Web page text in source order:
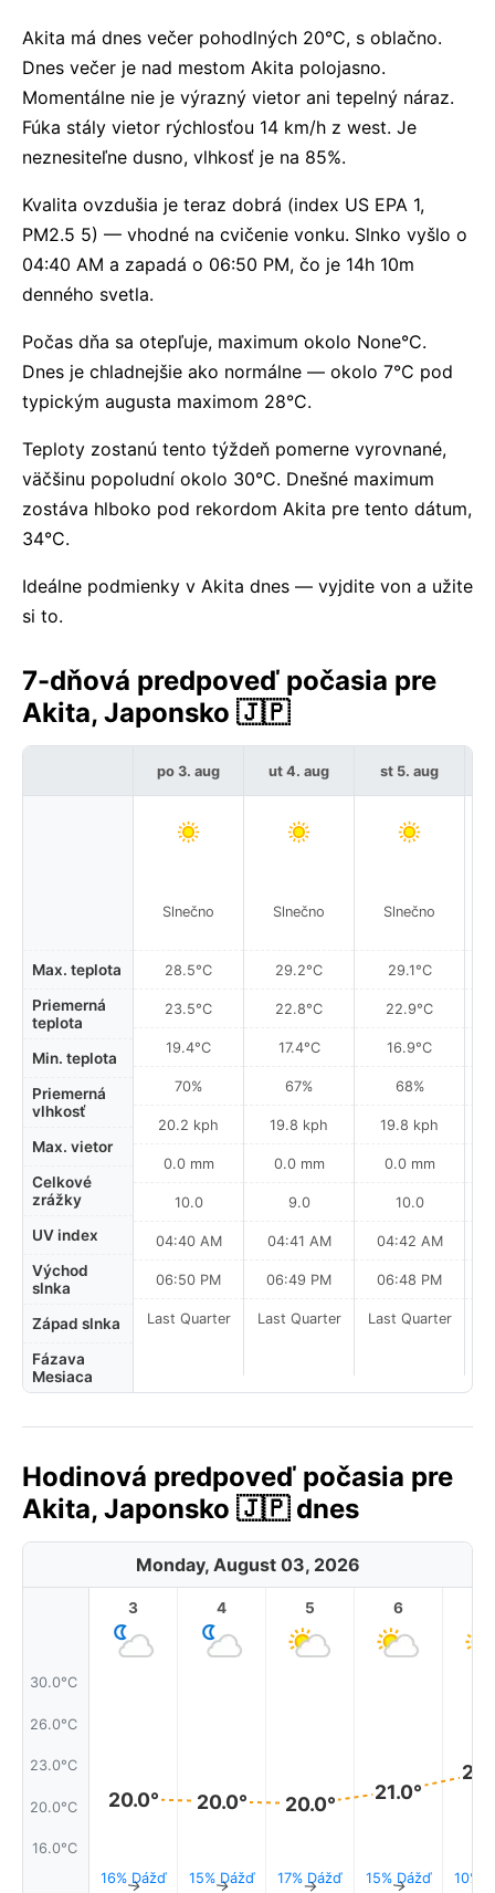
Akita má dnes večer pohodlných 20°C, s oblačno.
Dnes večer je nad mestom Akita polojasno.
Momentálne nie je výrazný vietor ani tepelný náraz.
Fúka stály vietor rýchlosťou 14 km/h z west. Je
neznesiteľne dusno, vlhkosť je na 85%.
Kvalita ovzdušia je teraz dobrá (index US EPA 1,
PM2.5 5) — vhodné na cvičenie vonku. Slnko vyšlo o
04:40 AM a zapadá o 06:50 PM, čo je 14h 10m
denného svetla.
Počas dňa sa otepľuje, maximum okolo None°C.
Dnes je chladnejšie ako normálne — okolo 7°C pod
typickým augusta maximom 28°C.
Teploty zostanú tento týždeň pomerne vyrovnané,
väčšinu popoludní okolo 30°C. Dnešné maximum
zostáva hlboko pod rekordom Akita pre tento dátum,
34°C.
Ideálne podmienky v Akita dnes — vyjdite von a užite
si to.
7-dňová predpoveď počasia pre
Akita, Japonsko 🇯🇵
Max. teplota
Priemerná
teplota
Min. teplota
Priemerná
vlhkosť
Max. vietor
Celkové
zrážky
UV index
Východ
slnka
Západ slnka
Fázava
Mesiaca
po 3. aug
Slnečno
28.5°C
23.5°C
19.4°C
70%
20.2 kph
0.0 mm
10.0
04:40 AM
06:50 PM
Last Quarter
ut 4. aug
Slnečno
29.2°C
22.8°C
17.4°C
67%
19.8 kph
0.0 mm
9.0
04:41 AM
06:49 PM
Last Quarter
st 5. aug
Slnečno
29.1°C
22.9°C
16.9°C
68%
19.8 kph
0.0 mm
10.0
04:42 AM
06:48 PM
Last Quarter
Hodinová predpoveď počasia pre
Akita, Japonsko 🇯🇵 dnes
Monday, August 03, 2026
30.0°C
26.0°C
23.0°C
20.0°C
16.0°C
3
20.0°
16% Dážď
↑
4
20.0°
15% Dážď
↑
5
20.0°
17% Dážď
↑
6
21.0°
15% Dážď
↑ 10%